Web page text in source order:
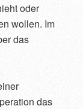
oder
wollen. Im
das
das